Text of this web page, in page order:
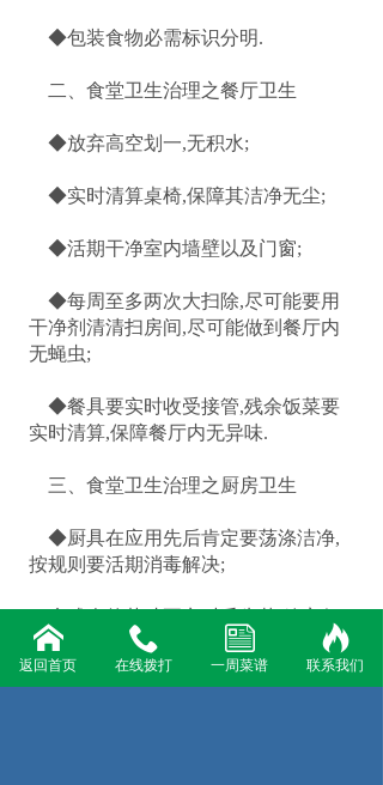
◆包装食物必需标识分明.
二、食堂卫生治理之餐厅卫生
◆放弃高空划一,无积水;
◆实时清算桌椅,保障其洁净无尘;
◆活期干净室内墙壁以及门窗;
◆每周至多两次大扫除,尽可能要用
干净剂清清扫房间,尽可能做到餐厅内
无蝇虫;
◆餐具要实时收受接管,残余饭菜要
实时清算,保障餐厅内无异味.
三、食堂卫生治理之厨房卫生
◆厨具在应用先后肯定要荡涤洁净,
按规则要活期消毒解决;
务台面、高空洁净;
返回首页 在线拨打 一周菜谱 联系我们